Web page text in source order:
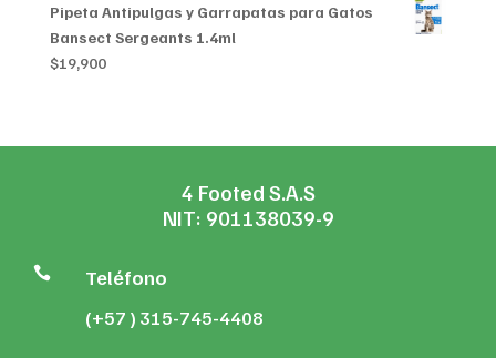
Pipeta Antipulgas y Garrapatas para Gatos
Bansect Sergeants 1.4ml
$19,900
4 Footed S.A.S
NIT: 901138039-9
 Teléfono
(+57 ) 315-745-4408